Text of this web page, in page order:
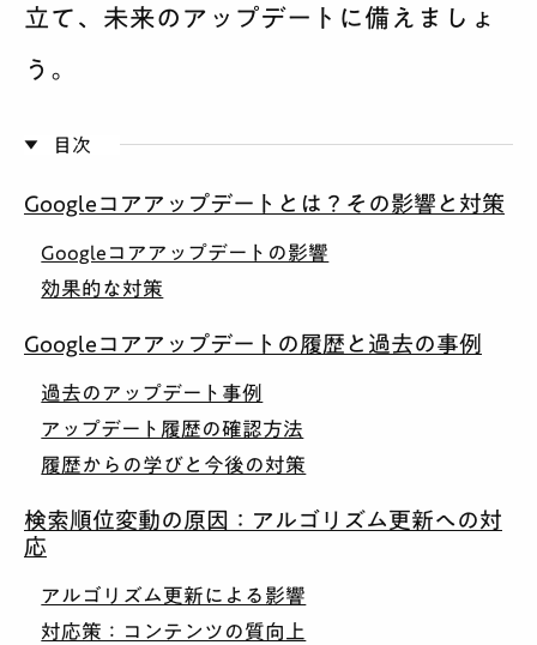
立て、未来のアップデートに備えましょ
う。
目次
Googleコアアップデートとは？その影響と対策
Googleコアアップデートの影響
効果的な対策
Googleコアアップデートの履歴と過去の事例
過去のアップデート事例
アップデート履歴の確認方法
履歴からの学びと今後の対策
検索順位変動の原因：アルゴリズム更新への対
応
アルゴリズム更新による影響
対応策：コンテンツの質向上